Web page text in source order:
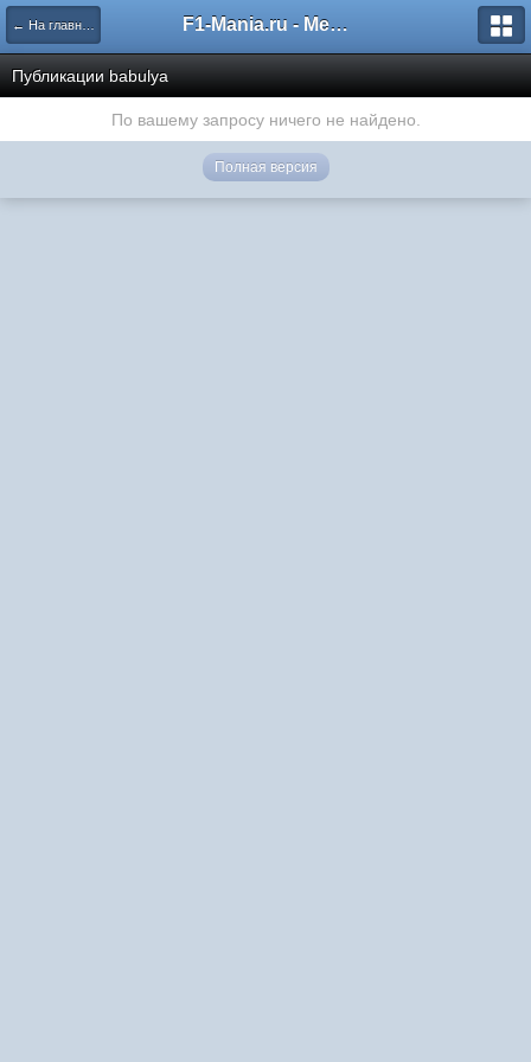
← На главную F1-Mania.ru - Международный чемпионат по симрейсингу
Публикации babulya
По вашему запросу ничего не найдено.
Полная версия